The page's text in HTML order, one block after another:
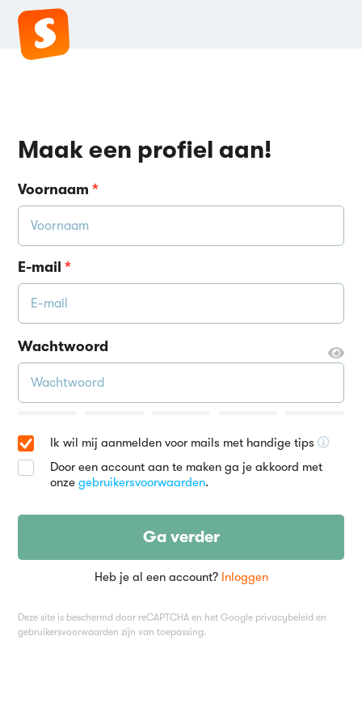
Maak een profiel aan!
Voornaam*
E-mail*
Wachtwoord
Ik wil mij aanmelden voor mails met handige tips
Door een account aan te maken ga je akkoord met
onzegebruikersvoorwaarden.
Deze site is beschermd door reCAPTCHA en het Google privacybeleid en
gebruikersvoorwaarden zijn van toepassing.
Ga verder
Heb je al een account? Inloggen